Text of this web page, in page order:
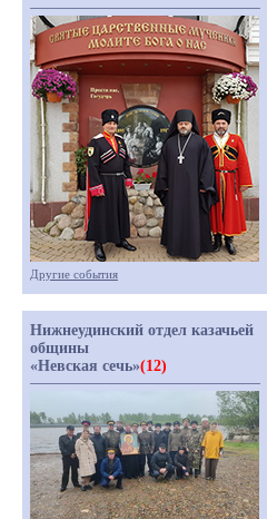
Другие события
Нижнеудинский отдел казачьей
общины
«Невская сечь»(12)